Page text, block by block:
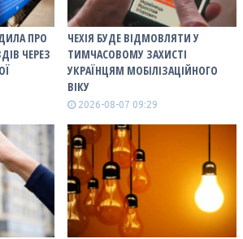
ПРО
ЧЕРЕЗ
ЧЕХІЯ БУДЕ ВІДМОВЛЯТИ У
ТИМЧАСОВОМУ ЗАХИСТІ
УКРАЇНЦЯМ МОБІЛІЗАЦІЙНОГО
ВІКУ
2026-08-07 09:29